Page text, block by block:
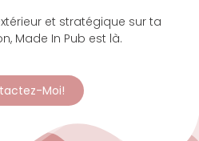
et stratégique sur ta
Made In Pub est là.
Moi!